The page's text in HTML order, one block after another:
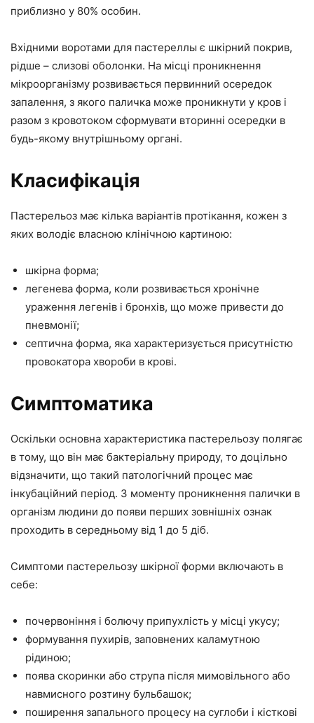
приблизно у 80% особин.
Вхідними воротами для пастереллы є шкірний покрив,
рідше – слизові оболонки. На місці проникнення
мікроорганізму розвивається первинний осередок
запалення, з якого паличка може проникнути у кров і
разом з кровотоком сформувати вторинні осередки в
будь-якому внутрішньому органі.
Класифікація
Пастерельоз має кілька варіантів протікання, кожен з
яких володіє власною клінічною картиною:
шкірна форма;
легенева форма, коли розвивається хронічне
ураження легенів і бронхів, що може привести до
пневмонії;
септична форма, яка характеризується присутністю
провокатора хвороби в крові.
Симптоматика
Оскільки основна характеристика пастерельозу полягає
в тому, що він має бактеріальну природу, то доцільно
відзначити, що такий патологічний процес має
інкубаційний період. З моменту проникнення палички в
організм людини до появи перших зовнішніх ознак
проходить в середньому від 1 до 5 діб.
Симптоми пастерельозу шкірної форми включають в
себе:
почервоніння і болючу припухлість у місці укусу;
формування пухирів, заповнених каламутною
рідиною;
поява скоринки або струпа після мимовільного або
навмисного розтину бульбашок;
поширення запального процесу на суглоби і кісткові